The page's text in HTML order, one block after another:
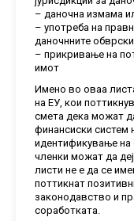
– даночна измама
– употреба на
даночнните
– прикривање на
имот
Имено во оваа
на ЕУ, кои
смета дека можат
финансиски систем
идентификување на
членки можат да
листи не е да се
поттикнат
законодавство и
соработката.